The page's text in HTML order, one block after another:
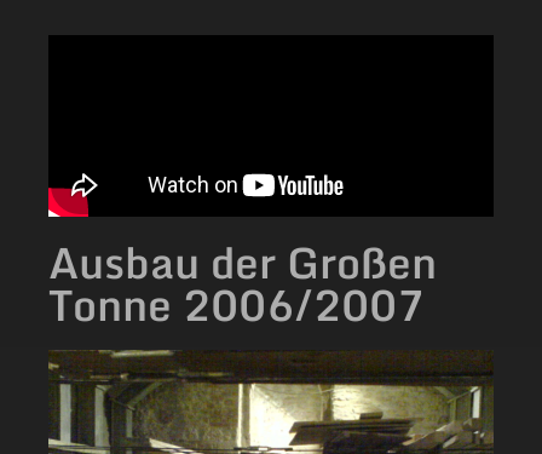
Ausbau der Großen
Tonne 2006/2007